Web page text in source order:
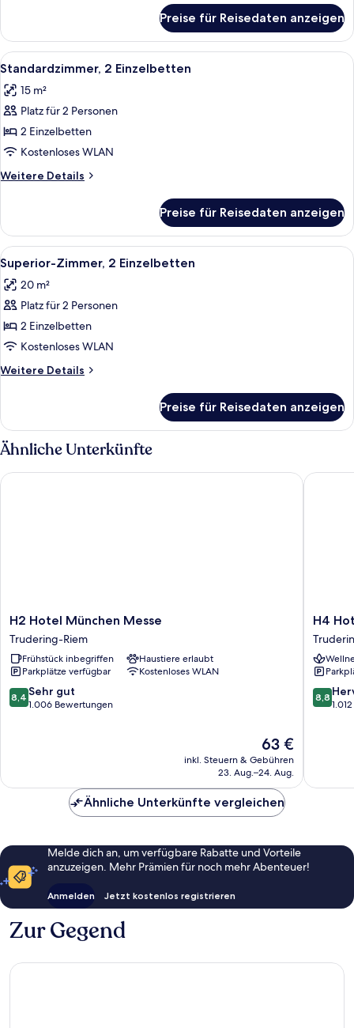
1 Einzelbett
Preise für Reisedaten anzeigen
Alle
Fotos
für
Standardzimmer,
2 Einzelbetten
anzeigen
Ein Doppelbett mit weißen Leinen,
6
Standardzimmer, 2 Einzelbetten
15 m²
Platz für 2 Personen
2 Einzelbetten
Kostenloses WLAN
Weitere Details
Weitere
2 Einzelbetten
Preise für Reisedaten anzeigen
Alle
Fotos
für
Superior-
Zimmer,
2 Einzelbetten
anzeigen
Ein Hotelzimmer mit Bett, Nachttisch
4
Superior-Zimmer, 2 Einzelbetten
20 m²
Platz für 2 Personen
2 Einzelbetten
Kostenloses WLAN
Weitere Details
Weitere
Zimmer,
2 Einzelbetten
Preise für Reisedaten anzeigen
Ähnliche Unterkünfte
H2
Hotel
München
Messe
Trudering-
Riem
H2 Hotel München Messe
Trudering-Riem
Frühstück inbegriffen
Haustiere erlaubt
Parkplätze verfügbar
Kostenloses WLAN
8.4
von
8,4 Sehr gut
1.006 Bewertungen
Der
Preis
beträgt
63 €
inkl. Steuern & Gebühren
23. Aug.–24. Aug.
H2 Hotel München Messe
H4
Hotel
Messe
Riem
H4
8.8
von
8,8
H4
Ähnliche Unterkünfte vergleichen
Melde dich an, um verfügbare Rabatte und Vorteile
anzuzeigen. Mehr Prämien für noch mehr Abenteuer!
Anmelden Jetzt kostenlos registrieren
Zur Gegend